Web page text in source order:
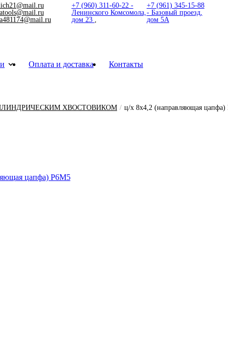
+7 (960) 311-60-22 -
Ленинского Комсомола,
дом 23
+7 (961) 345-15-88
- Базовый проезд,
дом 5А
Оплата и доставка Контакты
ХВОСТОВИКОМ / ц/х 8х4,2 (направляющая